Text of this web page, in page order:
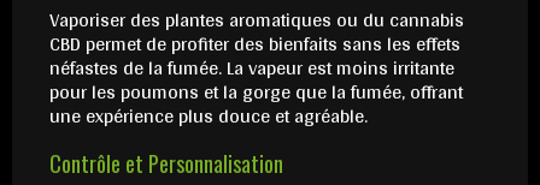
Vaporiser des plantes aromatiques ou du cannabis
CBD permet de profiter des bienfaits sans les effets
néfastes de la fumée. La vapeur est moins irritante
pour les poumons et la gorge que la fumée, offrant
une expérience plus douce et agréable.
Contrôle et Personnalisation